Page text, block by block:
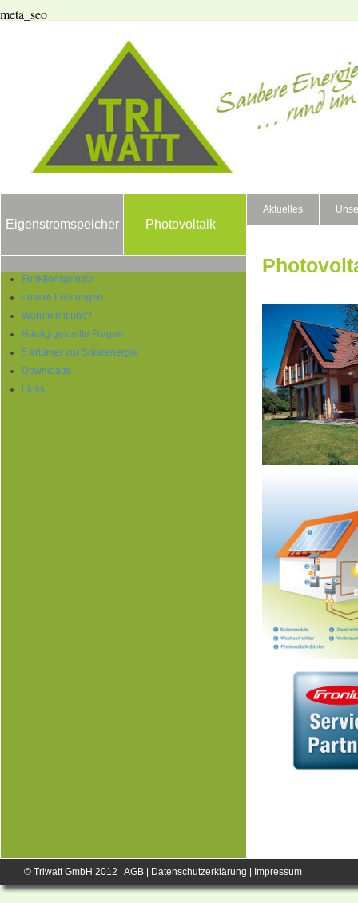
meta_seo
Eigenstromspeicher Photovoltaik
Aktuelles
Funktionsprinzip
unsere Leistungen
Warum mit uns?
Häufig gestellte Fragen
5 Irrtümer zur Solarenergie
Downloads
Links
© Triwatt GmbH 2012 | AGB Datenschutzerklärung Impressum